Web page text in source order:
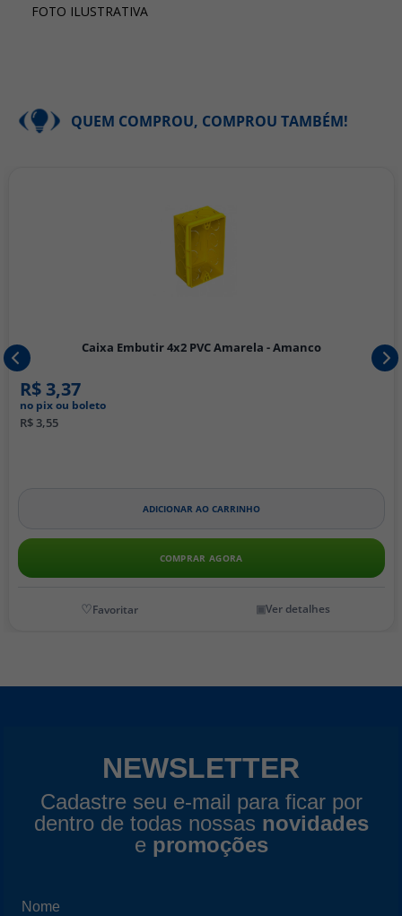
FOTO ILUSTRATIVA
QUEM COMPROU, COMPROU TAMBÉM!
Caixa Embutir 4x2 PVC Amarela - Amanco
R$ 3,37
no pix ou boleto
R$ 3,55
ADICIONAR AO CARRINHO
COMPRAR AGORA
Ver detalhes
NEWSLETTER
Cadastre seu e-mail para ficar por
dentro de todas nossas novidades
e promoções
Nome